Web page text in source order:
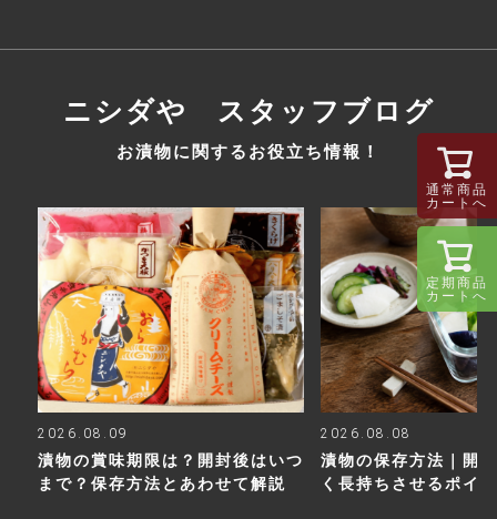
ニシダや スタッフブログ
お漬物に関するお役立ち情報！
2026.08.09
漬物の賞味期限は？開封後はいつ
まで？保存方法とあわせて解説
2026.08.08
漬物の保存方法｜開
く長持ちさせるポイ
通常商品
カートへ
定期商品
カートへ